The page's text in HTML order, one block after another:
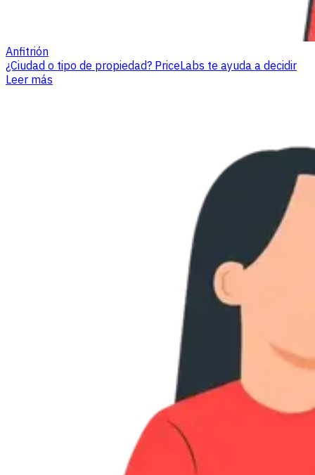
Anfitrión
¿Ciudad o tipo de propiedad? PriceLabs te ayuda a decidir
Leer más